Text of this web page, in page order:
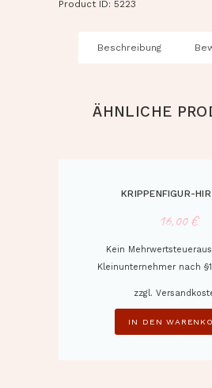
Product ID: 5223
Beschreibung
ÄHNLICHE
KRIPPENFIGUR-
16,00€
Kein
Kleinunternehmer nach
zzgl.
IN DEN